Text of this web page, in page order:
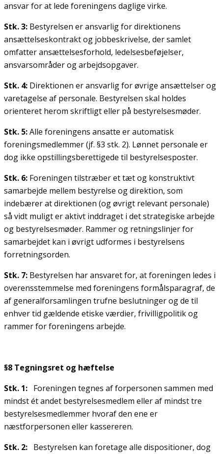
ansvar for at lede foreningens daglige virke.
Stk. 3: Bestyrelsen er ansvarlig for direktionens
ansættelseskontrakt og jobbeskrivelse, der samlet
omfatter ansættelsesforhold, ledelsesbeføjelser,
ansvarsområder og arbejdsopgaver.
Stk. 4: Direktionen er ansvarlig for øvrige ansættelser og
varetagelse af personale. Bestyrelsen skal holdes
orienteret herom skriftligt eller på bestyrelsesmøder.
Stk. 5:Alle foreningens ansatte er automatisk
foreningsmedlemmer (jf. §3 stk. 2). Lønnet personale er
dog ikke opstillingsberettigede til bestyrelsesposter.
Stk. 6: Foreningen tilstræber et tæt og konstruktivt
samarbejde mellem bestyrelse og direktion, som
indebærer at direktionen (og øvrigt relevant personale)
så vidt muligt er aktivt inddraget i det strategiske arbejde
og bestyrelsesmøder. Rammer og retningslinjer for
samarbejdet kan i øvrigt udformes i bestyrelsens
forretningsorden.
Stk. 7: Bestyrelsen har ansvaret for, at foreningen ledes i
overensstemmelse med foreningens formålsparagraf, de
af generalforsamlingen trufne beslutninger og de til
enhver tid gældende etiske værdier, frivilligpolitik og
rammer for foreningens arbejde.
§8 Tegningsret og hæftelse
Stk. 1: Foreningen tegnes af forpersonen sammen med
mindst ét andet bestyrelsesmedlem eller af mindst tre
bestyrelsesmedlemmer hvoraf den ene er
næstforpersonen eller kassereren.
Stk. 2: Bestyrelsen kan foretage alle dispositioner, dog